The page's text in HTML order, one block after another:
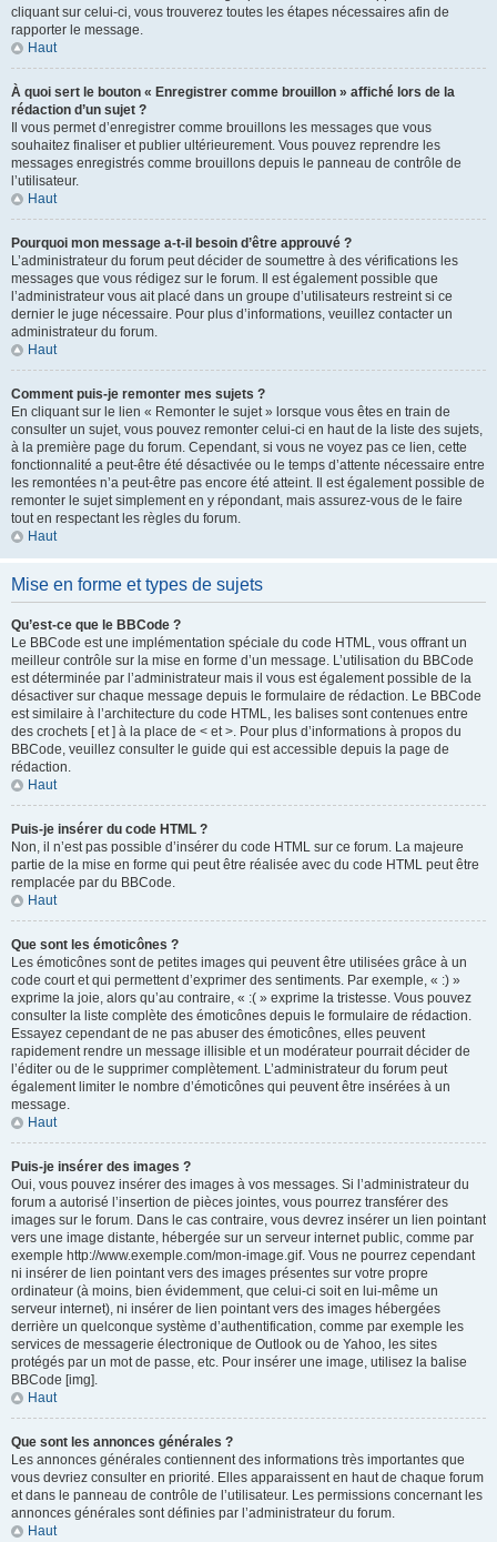
cliquant sur celui-ci, vous trouverez toutes les étapes nécessaires afin de
rapporter le message.
Haut
À quoi sert le bouton « Enregistrer comme brouillon » affiché lors de la
rédaction d’un sujet ?
Il vous permet d’enregistrer comme brouillons les messages que vous
souhaitez finaliser et publier ultérieurement. Vous pouvez reprendre les
messages enregistrés comme brouillons depuis le panneau de contrôle de
l’utilisateur.
Haut
Pourquoi mon message a-t-il besoin d’être approuvé ?
L’administrateur du forum peut décider de soumettre à des vérifications les
messages que vous rédigez sur le forum. Il est également possible que
l’administrateur vous ait placé dans un groupe d’utilisateurs restreint si ce
dernier le juge nécessaire. Pour plus d’informations, veuillez contacter un
administrateur du forum.
Haut
Comment puis-je remonter mes sujets ?
En cliquant sur le lien « Remonter le sujet » lorsque vous êtes en train de
consulter un sujet, vous pouvez remonter celui-ci en haut de la liste des sujets,
à la première page du forum. Cependant, si vous ne voyez pas ce lien, cette
fonctionnalité a peut-être été désactivée ou le temps d’attente nécessaire entre
les remontées n’a peut-être pas encore été atteint. Il est également possible de
remonter le sujet simplement en y répondant, mais assurez-vous de le faire
tout en respectant les règles du forum.
Haut
Mise en forme et types de sujets
Qu’est-ce que le BBCode ?
Le BBCode est une implémentation spéciale du code HTML, vous offrant un
meilleur contrôle sur la mise en forme d’un message. L’utilisation du BBCode
est déterminée par l’administrateur mais il vous est également possible de la
désactiver sur chaque message depuis le formulaire de rédaction. Le BBCode
est similaire à l’architecture du code HTML, les balises sont contenues entre
des crochets [ et ] à la place de < et >. Pour plus d’informations à propos du
BBCode, veuillez consulter le guide qui est accessible depuis la page de
rédaction.
Haut
Puis-je insérer du code HTML ?
Non, il n’est pas possible d’insérer du code HTML sur ce forum. La majeure
partie de la mise en forme qui peut être réalisée avec du code HTML peut être
remplacée par du BBCode.
Haut
Que sont les émoticônes ?
Les émoticônes sont de petites images qui peuvent être utilisées grâce à un
code court et qui permettent d’exprimer des sentiments. Par exemple, « :) »
exprime la joie, alors qu’au contraire, « :( » exprime la tristesse. Vous pouvez
consulter la liste complète des émoticônes depuis le formulaire de rédaction.
Essayez cependant de ne pas abuser des émoticônes, elles peuvent
rapidement rendre un message illisible et un modérateur pourrait décider de
l’éditer ou de le supprimer complètement. L’administrateur du forum peut
également limiter le nombre d’émoticônes qui peuvent être insérées à un
message.
Haut
Puis-je insérer des images ?
Oui, vous pouvez insérer des images à vos messages. Si l’administrateur du
forum a autorisé l’insertion de pièces jointes, vous pourrez transférer des
images sur le forum. Dans le cas contraire, vous devrez insérer un lien pointant
vers une image distante, hébergée sur un serveur internet public, comme par
exemple http://www.exemple.com/mon-image.gif. Vous ne pourrez cependant
ni insérer de lien pointant vers des images présentes sur votre propre
ordinateur (à moins, bien évidemment, que celui-ci soit en lui-même un
serveur internet), ni insérer de lien pointant vers des images hébergées
derrière un quelconque système d’authentification, comme par exemple les
services de messagerie électronique de Outlook ou de Yahoo, les sites
protégés par un mot de passe, etc. Pour insérer une image, utilisez la balise
BBCode [img].
Haut
Que sont les annonces générales ?
Les annonces générales contiennent des informations très importantes que
vous devriez consulter en priorité. Elles apparaissent en haut de chaque forum
et dans le panneau de contrôle de l’utilisateur. Les permissions concernant les
annonces générales sont définies par l’administrateur du forum.
Haut